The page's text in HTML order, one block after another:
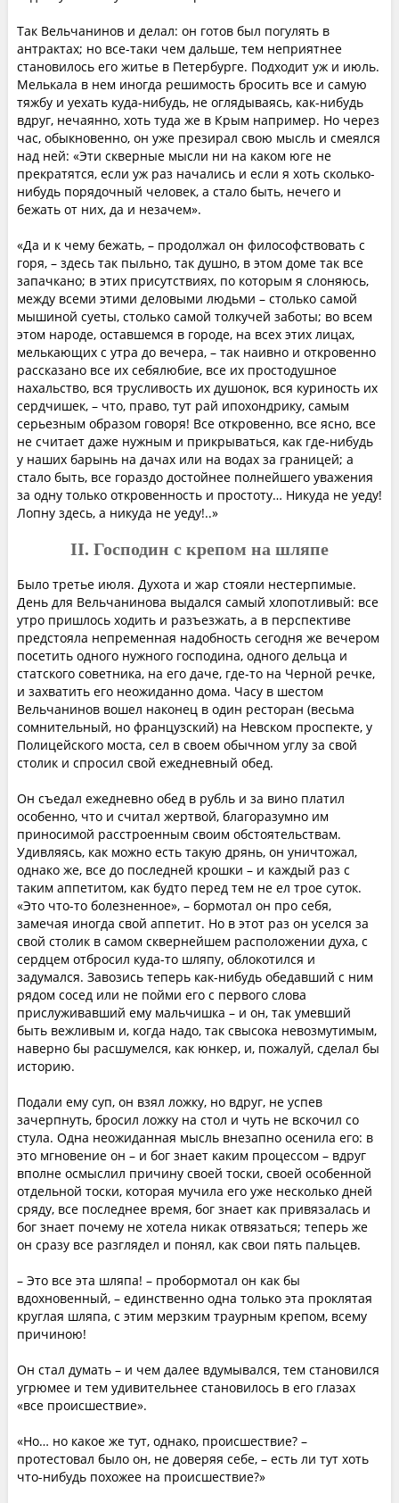
Так Вельчанинов и делал: он готов был погулять в
антрактах; но все-таки чем дальше, тем неприятнее
становилось его житье в Петербурге. Подходит уж и июль.
Мелькала в нем иногда решимость бросить все и самую
тяжбу и уехать куда-нибудь, не оглядываясь, как-нибудь
вдруг, нечаянно, хоть туда же в Крым например. Но через
час, обыкновенно, он уже презирал свою мысль и смеялся
над ней: «Эти скверные мысли ни на каком юге не
прекратятся, если уж раз начались и если я хоть сколько-
нибудь порядочный человек, а стало быть, нечего и
бежать от них, да и незачем».
«Да и к чему бежать, – продолжал он философствовать с
горя, – здесь так пыльно, так душно, в этом доме так все
запачкано; в этих присутствиях, по которым я слоняюсь,
между всеми этими деловыми людьми – столько самой
мышиной суеты, столько самой толкучей заботы; во всем
этом народе, оставшемся в городе, на всех этих лицах,
мелькающих с утра до вечера, – так наивно и откровенно
рассказано все их себялюбие, все их простодушное
нахальство, вся трусливость их душонок, вся куриность их
сердчишек, – что, право, тут рай ипохондрику, самым
серьезным образом говоря! Все откровенно, все ясно, все
не считает даже нужным и прикрываться, как где-нибудь
у наших барынь на дачах или на водах за границей; а
стало быть, все гораздо достойнее полнейшего уважения
за одну только откровенность и простоту… Никуда не уеду!
Лопну здесь, а никуда не уеду!..»
II. Господин с крепом на шляпе
Было третье июля. Духота и жар стояли нестерпимые.
День для Вельчанинова выдался самый хлопотливый: все
утро пришлось ходить и разъезжать, а в перспективе
предстояла непременная надобность сегодня же вечером
посетить одного нужного господина, одного дельца и
статского советника, на его даче, где-то на Черной речке,
и захватить его неожиданно дома. Часу в шестом
Вельчанинов вошел наконец в один ресторан (весьма
сомнительный, но французский) на Невском проспекте, у
Полицейского моста, сел в своем обычном углу за свой
столик и спросил свой ежедневный обед.
Он съедал ежедневно обед в рубль и за вино платил
особенно, что и считал жертвой, благоразумно им
приносимой расстроенным своим обстоятельствам.
Удивляясь, как можно есть такую дрянь, он уничтожал,
однако же, все до последней крошки – и каждый раз с
таким аппетитом, как будто перед тем не ел трое суток.
«Это что-то болезненное», – бормотал он про себя,
замечая иногда свой аппетит. Но в этот раз он уселся за
свой столик в самом сквернейшем расположении духа, с
сердцем отбросил куда-то шляпу, облокотился и
задумался. Завозись теперь как-нибудь обедавший с ним
рядом сосед или не пойми его с первого слова
прислуживавший ему мальчишка – и он, так умевший
быть вежливым и, когда надо, так свысока невозмутимым,
наверно бы расшумелся, как юнкер, и, пожалуй, сделал бы
историю.
Подали ему суп, он взял ложку, но вдруг, не успев
зачерпнуть, бросил ложку на стол и чуть не вскочил со
стула. Одна неожиданная мысль внезапно осенила его: в
это мгновение он – и бог знает каким процессом – вдруг
вполне осмыслил причину своей тоски, своей особенной
отдельной тоски, которая мучила его уже несколько дней
сряду, все последнее время, бог знает как привязалась и
бог знает почему не хотела никак отвязаться; теперь же
он сразу все разглядел и понял, как свои пять пальцев.
– Это все эта шляпа! – пробормотал он как бы
вдохновенный, – единственно одна только эта проклятая
круглая шляпа, с этим мерзким траурным крепом, всему
причиною!
Он стал думать – и чем далее вдумывался, тем становился
угрюмее и тем удивительнее становилось в его глазах
«все происшествие».
«Но… но какое же тут, однако, происшествие? –
протестовал было он, не доверяя себе, – есть ли тут хоть
что-нибудь похожее на происшествие?»